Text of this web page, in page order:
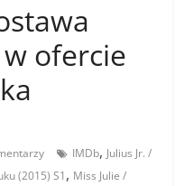
ofercie
IMDb, Julius Jr. /
(2015) S1, Miss Julie /